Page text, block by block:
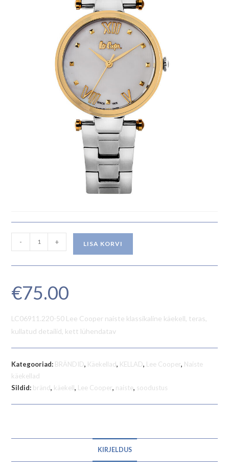
- + LISA KORVI
€75.00
LC06911.220-50 Lee Cooper naiste klassikaline käekell, teras,
kullatud detailid, kett lühendatav
Kategooriad: BRÄNDID, Käekellad, KELLAD, Lee Cooper, Naiste
käekellad
Sildid: bränd, käekell, Lee Cooper, naiste, soodustus
KIRJELDUS